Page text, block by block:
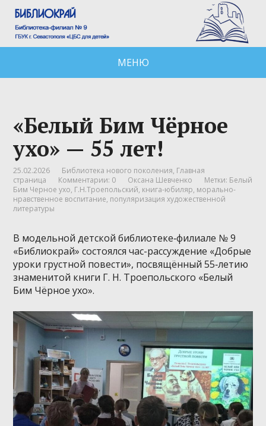
МЕНЮ
«Белый Бим Чёрное
ухо» — 55 лет!
25.02.2026 Библиотека нового поколения, Главная
страница
Комментарии: 0 Оксана Шевченко Метки: Белый
Бим Черное ухо, Г.Н.Троепольский, книга-юбиляр, морально-
нравственное воспитание, популяризация художественной
литературы
В модельной детской библиотеке‑филиале № 9
«Библиокрай» состоялся час-рассуждение «Добрые
уроки грустной повести», посвящённый 55‑летию
знаменитой книги Г. Н. Троепольского «Белый
Бим Чёрное ухо».